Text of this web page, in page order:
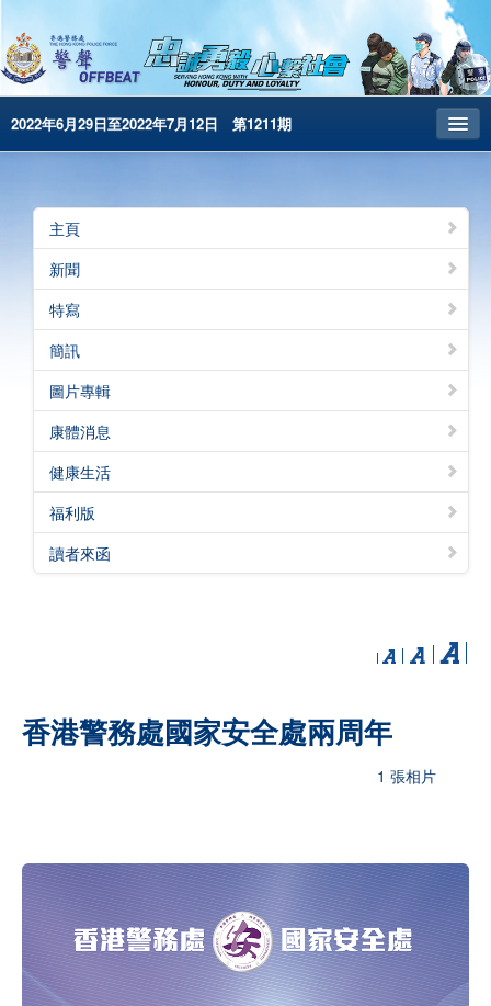
2022年6月29日至2022年7月12日 第1211期
昔日警聲
警務處主頁
简体版
English
電子書版
警聲特刊
主頁
新聞
特寫
簡訊
圖片專輯
康體消息
健康生活
福利版
讀者來函
香港警務處國家安全處兩周年
1 張相片